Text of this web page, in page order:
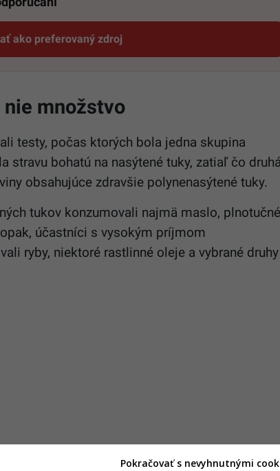
ako preferovaný zdroj
Startitup, odkaz sa otvorí v novom okne
množstvo
testy, počas ktorých bola jedna skupina
stravu bohatú na nasýtené tuky, zatiaľ čo druhá
obsahujúce zdravšie polynenasýtené tuky.
tukov konzumovali najmä maslo, plnotučné
účastníci s vysokým príjmom
ryby, niektoré rastlinné oleje a vybrané druhy
Pokračovať s nevyhnutnými